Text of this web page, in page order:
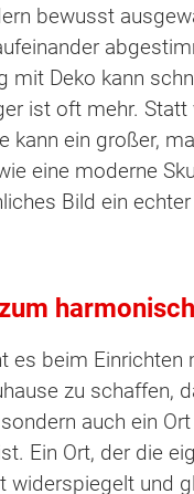
bewusst
mit Deko kann
ist oft mehr. Statt
kann ein großer,
eine moderne
Bild ein
es beim Einrichten
zu schaffen,
auch ein
Ein Ort, der die
widerspiegelt und